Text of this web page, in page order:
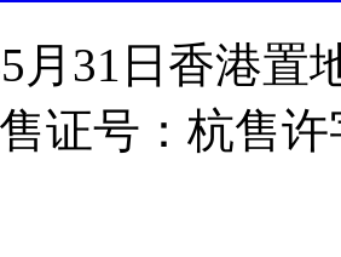
月31日香港置
证号：杭售许